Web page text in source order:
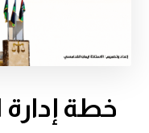
خطة إدارة